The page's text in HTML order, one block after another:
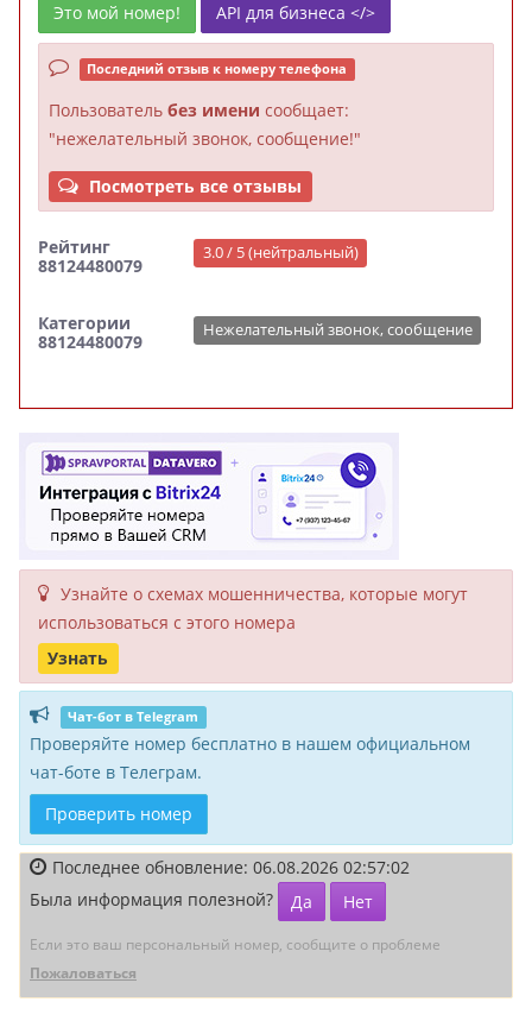
Это мой номер! API для бизнеса </>
Последний отзыв к номеру телефона
Пользователь без имени сообщает:
"нежелательный звонок, сообщение!"
Посмотреть все отзывы
Рейтинг
88124480079
3.0 / 5 (нейтральный)
Категории
88124480079
Нежелательный звонок, сообщение
Узнайте о схемах мошенни­чества, кото­рые могут
исполь­зоваться с этого номера
Узнать
Чат-бот в Telegram
Проверяйте номер бесплатно в нашем официальном
чат-боте в Телеграм.
Проверить номер
Последнее обновление: 06.08.2026 02:57:02
Была информация полезной?
Да Нет
Если это ваш персональный номер, сообщите о проблеме
Пожаловаться